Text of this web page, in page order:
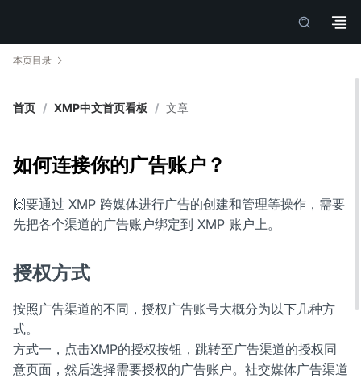
本页目录
首页 / XMP中文首页看板 / 文章
如何连接你的广告账户？
🙌要通过 XMP 跨媒体进行广告的创建和管理等操作，需要
先把各个渠道的广告账户绑定到 XMP 账户上。
授权方式
按照广告渠道的不同，授权广告账号大概分为以下几种方
式。
方式一，点击XMP的授权按钮，跳转至广告渠道的授权同
意页面，然后选择需要授权的广告账户。社交媒体广告渠道